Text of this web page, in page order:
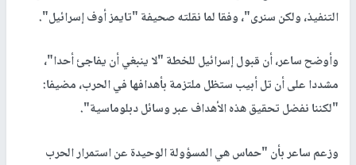
التنفيذ، ولكن سنرى"، وفقا لما نقلته صحيفة "تايمز أوف إسرائيل".
وأوضح ساعر، أن قبول إسرائيل للخطة "لا ينبغي أن يفاجئ أحدا"،
مشددا على أن تل أبيب ستظل ملتزمة بأهدافها في الحرب، مضيفا:
"لكننا نفضل تحقيق هذه الأهداف عبر وسائل دبلوماسية".
وزعم ساعر بأن "حماس هي المسؤولة الوحيدة عن استمرار الحرب